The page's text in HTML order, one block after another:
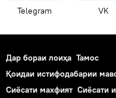
Telegram VK
Дар бораи лоиҳа Тамос
Қоидаи истифодабарии
Сиёсати махфият Сиёсати